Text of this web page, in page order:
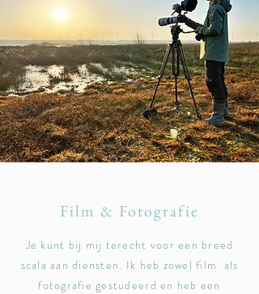
Film & Fotografie
Je kunt bij mij terecht voor een breed
scala aan diensten. Ik heb zowel film als
fotografie gestudeerd en heb een